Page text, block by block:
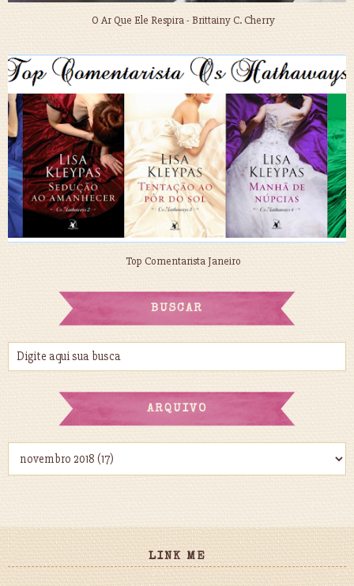
O Ar Que Ele Respira - Brittainy C. Cherry
Top Comentarista Janeiro
BUSCAR
ARQUIVO
LINK ME